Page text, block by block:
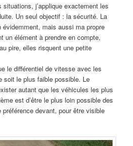
j’applique exactement les
Un seul objectif : la sécurité. La
mais aussi ma propre
un élément à prendre en compte,
pire, elles risquent une petite
le différentiel de vitesse avec les
soit le plus faible possible. Le
autant que les véhicules les plus
est d’être le plus loin possible des
devant, pour être visible